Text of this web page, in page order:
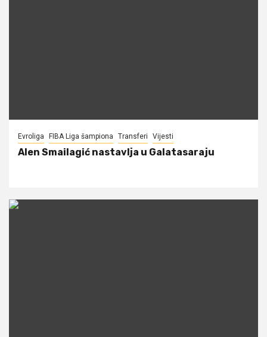
Evroliga FIBA Liga šampiona Transferi Vijesti
Alen Smailagić nastavlja u Galatasaraju